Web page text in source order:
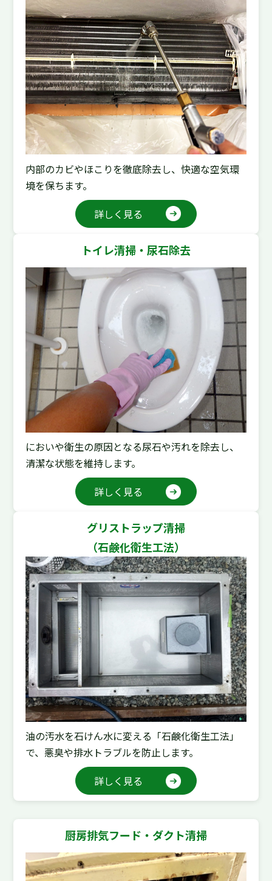
内部のカビやほこりを徹底除去し、快適な空気環
境を保ちます。
詳しく見る
トイレ清掃・尿石除去
においや衛生の原因となる尿石や汚れを除去し、
清潔な状態を維持します。
詳しく見る
グリストラップ清掃
（石鹸化衛生工法）
油の汚水を石けん水に変える「石鹸化衛生工法」
で、悪臭や排水トラブルを防止します。
詳しく見る
厨房排気フード・ダクト清掃